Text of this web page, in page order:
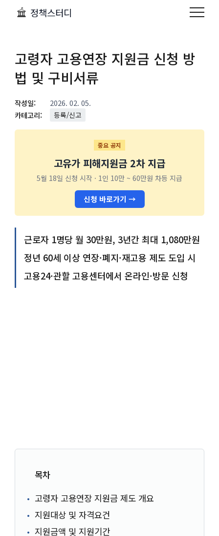
정책스터디
고령자 고용연장 지원금 신청 방
법 및 구비서류
작성일:
2026. 02. 05.
카테고리:
등록/신고
중요 공지
고유가 피해지원금 2차 지급
5월 18일 신청 시작 · 1인 10만 ~ 60만원 차등 지급
신청 바로가기 →
근로자 1명당 월 30만원, 3년간 최대 1,080만원
정년 60세 이상 연장·폐지·재고용 제도 도입 시
고용24·관할 고용센터에서 온라인·방문 신청
목차
고령자 고용연장 지원금 제도 개요
지원대상 및 자격요건
지원금액 및 지원기간